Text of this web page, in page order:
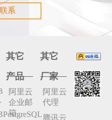
系
其它
产品
阿里云
企业邮
箱
其它
厂家
阿里云
代理
腾讯云